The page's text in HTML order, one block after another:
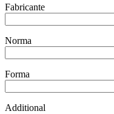
Fabricante
Norma
Forma
Additional